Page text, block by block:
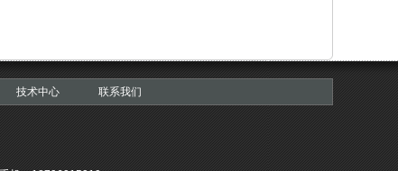
技术中心 联系我们